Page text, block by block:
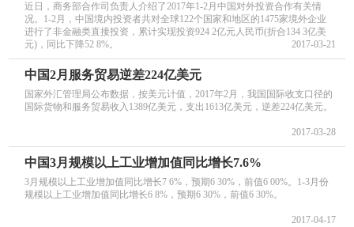
近日，商务部合作司负责人介绍了2017年1-2月中国对外投资合作有关情
况。1-2月，中国境内投资者共对全球122个国家和地区的1475家境外企业
进行了非金融类直接投资，累计实现投资924 2亿元人民币(折合134 3亿美
元)，同比下降52 8%。
2017-03-21
中国2月服务贸易逆差224亿美元
国家外汇管理局公布数据，按美元计值，2017年2月，我国国际收支口径的
国际货物和服务贸易收入1389亿美元，支出1613亿美元，逆差224亿美元。
2017-03-28
中国3月规模以上工业增加值同比增长7.6%
3月规模以上工业增加值同比增长7 6%，预期6 30%，前值6 00%。1-3月份
规模以上工业增加值同比增长6 8%，预期6 30%，前值6 30%。
2017-04-17